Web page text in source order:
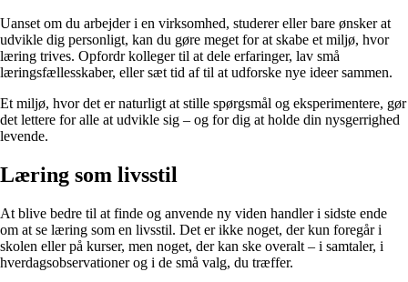
Uanset om du arbejder i en virksomhed, studerer eller bare ønsker at
udvikle dig personligt, kan du gøre meget for at skabe et miljø, hvor
læring trives. Opfordr kolleger til at dele erfaringer, lav små
læringsfællesskaber, eller sæt tid af til at udforske nye ideer sammen.
Et miljø, hvor det er naturligt at stille spørgsmål og eksperimentere, gør
det lettere for alle at udvikle sig – og for dig at holde din nysgerrighed
levende.
Læring som livsstil
At blive bedre til at finde og anvende ny viden handler i sidste ende
om at se læring som en livsstil. Det er ikke noget, der kun foregår i
skolen eller på kurser, men noget, der kan ske overalt – i samtaler, i
hverdagsobservationer og i de små valg, du træffer.